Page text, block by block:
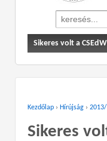
Search
for:
Sikeres volt a
Kezdőlap › Hírújság ›
Sikeres